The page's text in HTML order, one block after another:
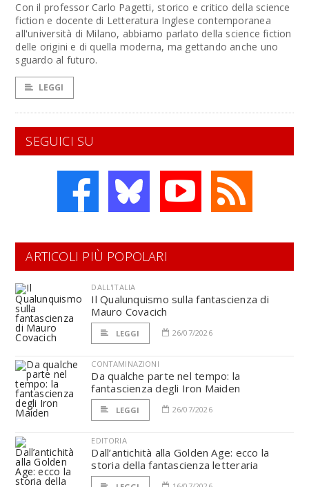
Con il professor Carlo Pagetti, storico e critico della science
fiction e docente di Letteratura Inglese contemporanea
all'università di Milano, abbiamo parlato della science fiction
delle origini e di quella moderna, ma gettando anche uno
sguardo al futuro.
LEGGI
SEGUICI SU
ARTICOLI PIÙ POPOLARI
DALL'ITALIA
Il Qualunquismo sulla fantascienza di
Mauro Covacich
LEGGI 26/07/2026
CONTAMINAZIONI
Da qualche parte nel tempo: la
fantascienza degli Iron Maiden
LEGGI 26/07/2026
EDITORIA
Dall’antichità alla Golden Age: ecco la
storia della fantascienza letteraria